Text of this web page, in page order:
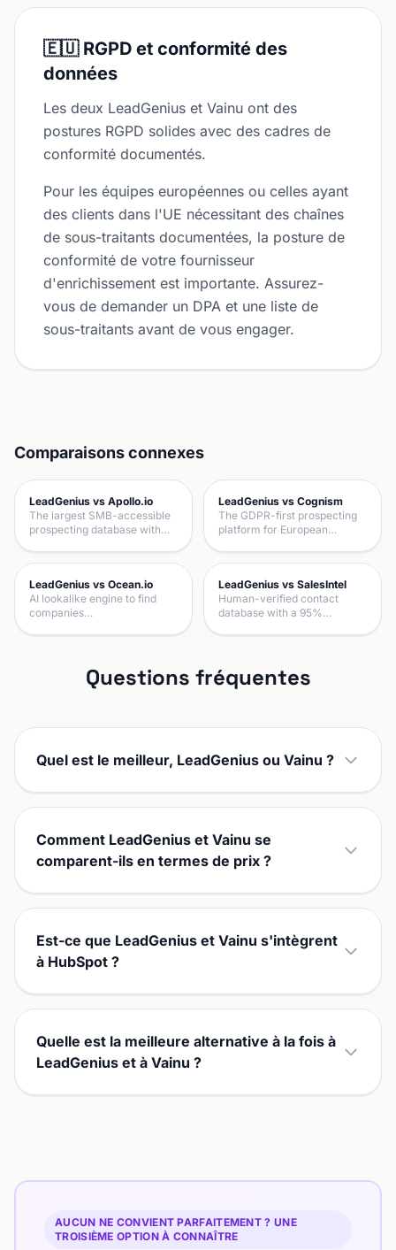
🇪🇺 RGPD et conformité des
données
Les deux LeadGenius et Vainu ont des
postures RGPD solides avec des cadres de
conformité documentés.
Pour les équipes européennes ou celles ayant
des clients dans l'UE nécessitant des chaînes
de sous-traitants documentées, la posture de
conformité de votre fournisseur
d'enrichissement est importante. Assurez-
vous de demander un DPA et une liste de
sous-traitants avant de vous engager.
Comparaisons connexes
LeadGenius vs Apollo.io
The largest SMB-accessible
prospecting database with…
LeadGenius vs Cognism
The GDPR-first prospecting
platform for European…
LeadGenius vs Ocean.io
AI lookalike engine to find
companies…
LeadGenius vs SalesIntel
Human-verified contact
database with a 95%…
Questions fréquentes
Quel est le meilleur, LeadGenius ou Vainu ?
Comment LeadGenius et Vainu se
comparent-ils en termes de prix ?
Est-ce que LeadGenius et Vainu s'intègrent
à HubSpot ?
Quelle est la meilleure alternative à la fois à
LeadGenius et à Vainu ?
AUCUN NE CONVIENT PARFAITEMENT ? UNE
TROISIÈME OPTION À CONNAÎTRE